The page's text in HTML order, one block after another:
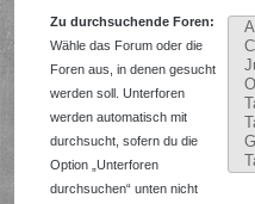
Zu durchsuchende Foren:
Wähle das Forum oder die
Foren aus, in denen gesucht
werden soll. Unterforen
werden automatisch mit
durchsucht, sofern du die
Option „Unterforen
durchsuchen“ unten nicht